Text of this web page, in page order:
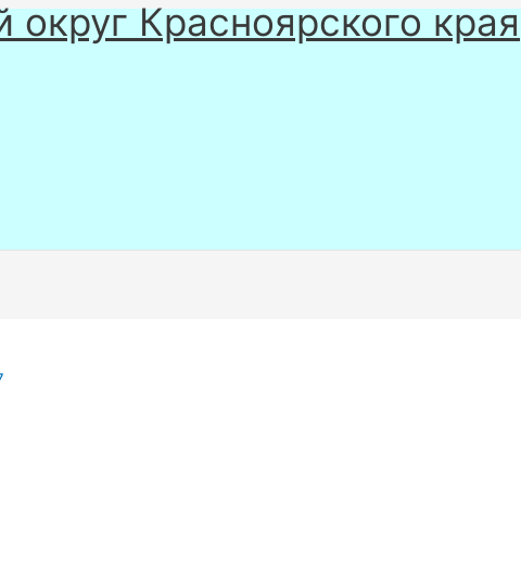
Красноярского края